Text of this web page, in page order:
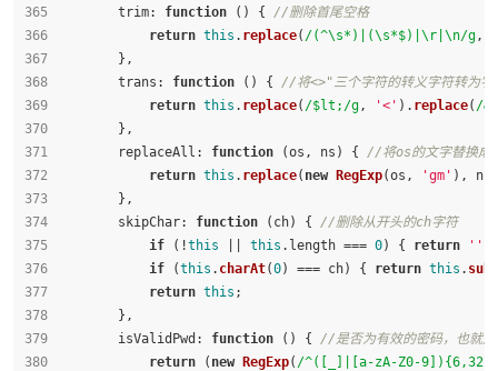
trim: function ( ) { //删除首尾空格
return this . replace( /(^\s*)|(\s*$)|\r|\n/g,
        },
trans : function ( ) { //将<>"三个字符的转义字符转为字
return this . replace( /$lt;/g, '<' ). replace( /
        },
replaceAll : function (os, ns ) { //将os的文字替换成
return this . replace( new RegExp(os, 'gm' ),
        },
skipChar: function ( ch) { //删除从开头的ch字符
if (!this this . length === 0) { return ''
if (this . charAt(0) === ch) { return this .
return this ;
        },
isValidPwd : function ( ) { //是否为有效的密码，也就
return ( new RegExp( /^([_]|[a-zA-Z0-